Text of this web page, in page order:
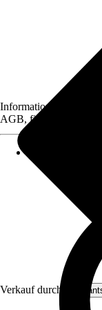
Verkauf durch:
Informationen des
AGB, finden Sie bei